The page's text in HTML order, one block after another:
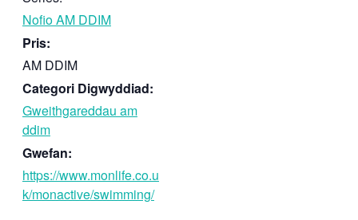
Nofio AM DDIM
Pris:
AM DDIM
Categori Digwyddiad:
Gweithgareddau am
ddim
Gwefan:
https://www.monlife.co.u
k/monactive/swimming/